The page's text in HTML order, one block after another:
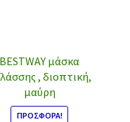
BESTWAY μάσκα
, διοπτική,
μαύρη
ΠΡΟΣΦΟΡΆ!